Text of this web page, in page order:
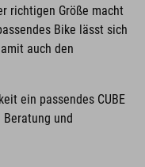
richtigen Größe macht
Bike lässt sich
auch den
ein passendes CUBE
und